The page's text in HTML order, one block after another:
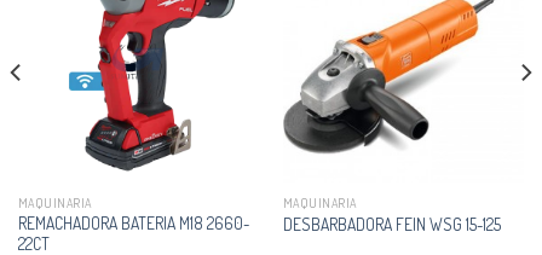
MAQUINARIA
REMACHADORA BATERIA M18 2660-
22CT
MAQUINARIA
DESBARBADORA FEIN WSG 15-125